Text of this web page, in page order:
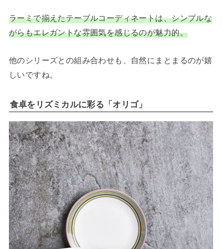
ラーミで揃えたテーブルコーディネートは、シンプルな
がらもエレガントな雰囲気を感じるのが魅力的。
他のシリーズとの組み合わせも、自然にまとまるのが嬉
しいですね。
食卓をリズミカルに彩る「オリゴ」